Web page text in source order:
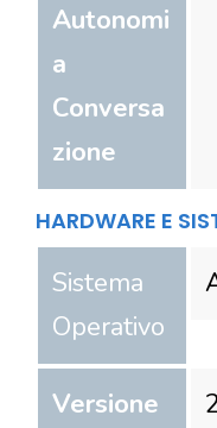
Autonomi
a
Conversa
zione
HARDWARE E
Sistema
Operativo
Versione